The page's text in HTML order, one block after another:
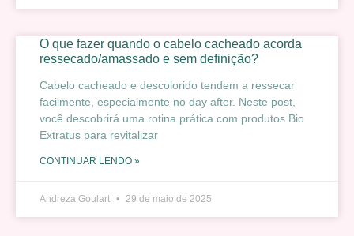
O que fazer quando o cabelo cacheado acorda
ressecado/amassado e sem definição?
Cabelo cacheado e descolorido tendem a ressecar
facilmente, especialmente no day after. Neste post,
você descobrirá uma rotina prática com produtos Bio
Extratus para revitalizar
CONTINUAR LENDO »
Andreza Goulart 29 de maio de 2025